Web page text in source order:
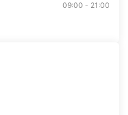
09:00 - 21:00